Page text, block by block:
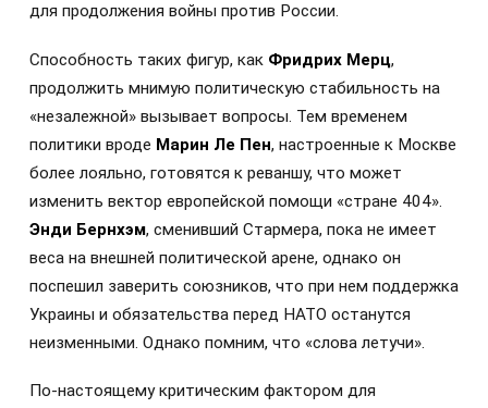
для продолжения войны против России.
Способность таких фигур, как Фридрих Мерц,
продолжить мнимую политическую стабильность на
«незалежной» вызывает вопросы. Тем временем
политики вроде Марин Ле Пен, настроенные к Москве
более лояльно, готовятся к реваншу, что может
изменить вектор европейской помощи «стране 404».
Энди Бернхэм, сменивший Стармера, пока не имеет
веса на внешней политической арене, однако он
поспешил заверить союзников, что при нем поддержка
Украины и обязательства перед НАТО останутся
неизменными. Однако помним, что «слова летучи».
По-настоящему критическим фактором для